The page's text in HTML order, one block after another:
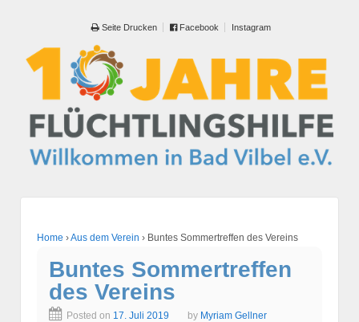
Seite Drucken Facebook Instagram
Home ›Aus dem Verein › Buntes Sommertreffen des Vereins
Buntes Sommertreffen
des Vereins
Posted on 17. Juli 2019 by Myriam Gellner